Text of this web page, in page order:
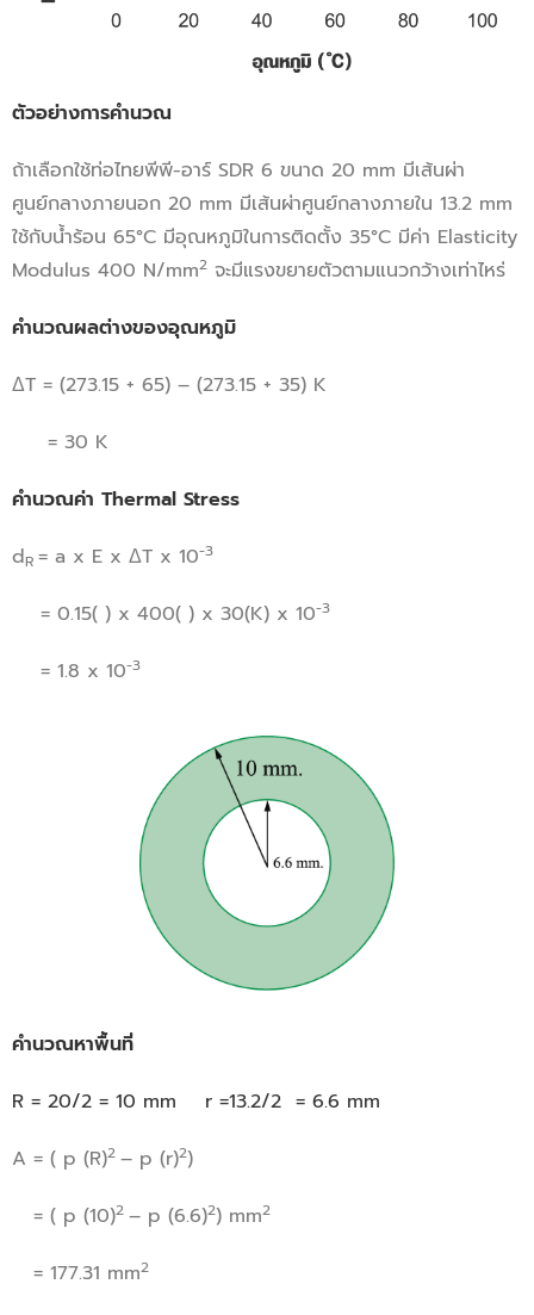
ตัวอย่างการคำนวณ
ถ้าเลือกใช้ท่อไทยพีพี-อาร์ SDR 6 ขนาด 20 mm มีเส้นผ่า
ศูนย์กลางภายนอก 20 mm มีเส้นผ่าศูนย์กลางภายใน 13.2 mm
ใช้กับน้ำร้อน 65°C มีอุณหภูมิในการติดตั้ง 35°C มีค่า Elasticity
Modulus 400 N/mm2 จะมีแรงขยายตัวตามแนวกว้างเท่าไหร่
คำนวณผลต่างของอุณหภูมิ
ΔT = (273.15 + 65) – (273.15 + 35) K
= 30 K
คำนวณค่า Thermal Stress
dR = a x E x ΔT x 10-3
= 0.15( ) x 400( ) x 30(K) x 10-3
= 1.8 x 10-3
คำนวณหาพื้นที่
R = 20/2 = 10 mm r =13.2/2 = 6.6 mm
A = ( p (R)2 – p (r)2)
= ( p (10)2 – p (6.6)2) mm2
= 177.31 mm2